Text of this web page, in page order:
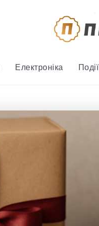
Електроніка Події